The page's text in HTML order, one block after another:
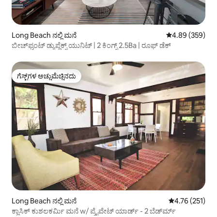
Long Beach ನಲ್ಲಿ ಮನೆ 5 ರಲ್ಲಿ 4.89
4.89 (359)
ಬೀಚ್‌ಫ್ರಂಟ್ ಡ್ಯುಪ್ಲೆಕ್ಸ್ ಯುನಿಟ್ | 2 ಕಿಂಗ್ಸ್ 2.5Ba | ರೂಫ್ ಡೆಕ್
ಗೆಸ್ಟ್‌ಗಳ ಅಚ್ಚುಮೆಚ್ಚಿನದು
ಗೆಸ್ಟ್‌ಗಳ ಅಚ್ಚುಮೆಚ್ಚಿನದು
Long Beach ನಲ್ಲಿ ಮನೆ 5 ರಲ್ಲಿ 4.76
4.76 (251)
ಕ್ಲಾಸಿಕ್ ಕುಶಲಕರ್ಮಿ ಮನೆ w/ ಪ್ರೈವೇಟ್ ಯಾರ್ಡ್ - 2 ಬೆಡ್‌ರ್ಮ್